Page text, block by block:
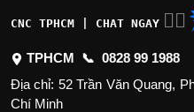
CNC TPHCM | CHAT NGAY 👉🏽
TPHCM 📞 0828 99 1988
Địa chỉ: 52 Trần Văn Quang,
Chí Minh